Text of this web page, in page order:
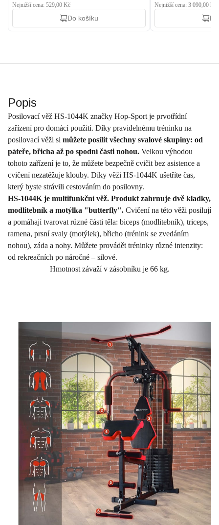
Nejnižší cena: 529,00 Kč
Do košíku
Nejnižší cena: 3 090,00 Kč
Popis
Posilovací věž HS-1044K značky Hop-Sport je prvotřídní
zařízení pro domácí použití. Díky pravidelnému tréninku na
posilovací věži si můžete posílit všechny svalové skupiny: od
páteře, břicha až po spodní části nohou. Velkou výhodou
tohoto zařízení je to, že můžete bezpečně cvičit bez asistence a
cvičení nezatěžuje klouby. Díky věži HS-1044K ušetříte čas,
který byste strávili cestováním do posilovny.
HS-1044K je multifunkční věž. Produkt zahrnuje dvě kladky,
modlitebník a motýlka "butterfly". Cvičení na této věži posilují
a pomáhají tvarovat různé části těla: biceps (modlitebník), triceps,
ramena, prsní svaly (motýlek), břicho (trénink se zvedáním
nohou), záda a nohy. Můžete provádět tréninky různé intenzity:
od rekreačních po náročné – silové.
Hmotnost závaží v zásobníku je 66 kg.